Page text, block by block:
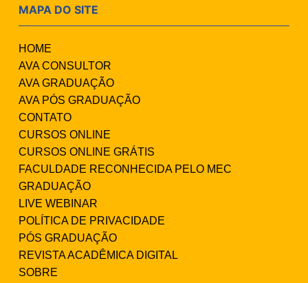
MAPA DO SITE
HOME
AVA CONSULTOR
AVA GRADUAÇÃO
AVA PÓS GRADUAÇÃO
CONTATO
CURSOS ONLINE
CURSOS ONLINE GRÁTIS
FACULDADE RECONHECIDA PELO MEC
GRADUAÇÃO
LIVE WEBINAR
POLÍTICA DE PRIVACIDADE
PÓS GRADUAÇÃO
REVISTA ACADÊMICA DIGITAL
SOBRE